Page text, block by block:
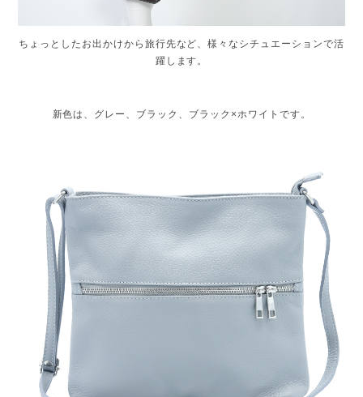
ちょっとしたお出かけから旅行先など、様々なシチュエーションで活
躍します。
新色は、グレー、ブラック、ブラック×ホワイトです。